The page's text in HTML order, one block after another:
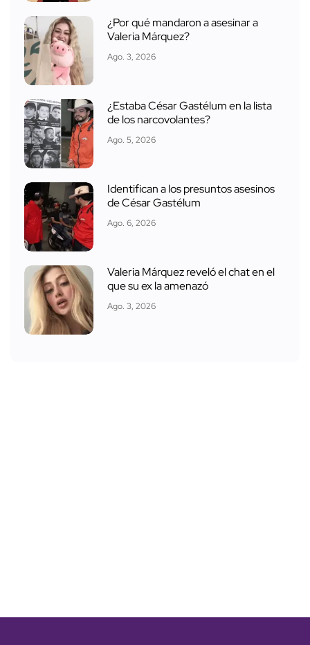
¿Por qué mandaron a asesinar a
Valeria Márquez?
Ago. 3, 2026
¿Estaba César Gastélum en la lista
de los narcovolantes?
Ago. 5, 2026
Identifican a los presuntos asesinos
de César Gastélum
Ago. 6, 2026
Valeria Márquez reveló el chat en el
que su ex la amenazó
Ago. 3, 2026